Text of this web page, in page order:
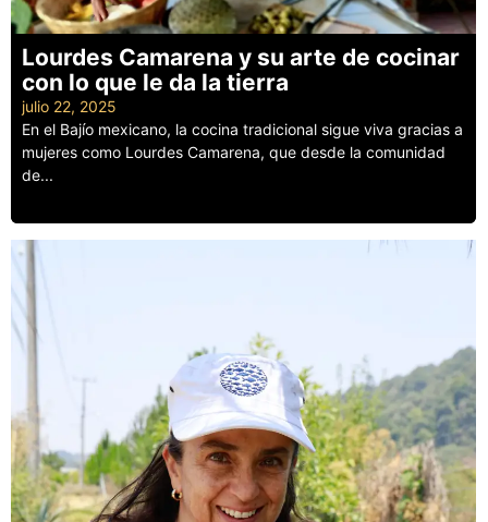
Lourdes Camarena y su arte de cocinar
con lo que le da la tierra
julio 22, 2025
En el Bajío mexicano, la cocina tradicional sigue viva gracias a
mujeres como Lourdes Camarena, que desde la comunidad
de...